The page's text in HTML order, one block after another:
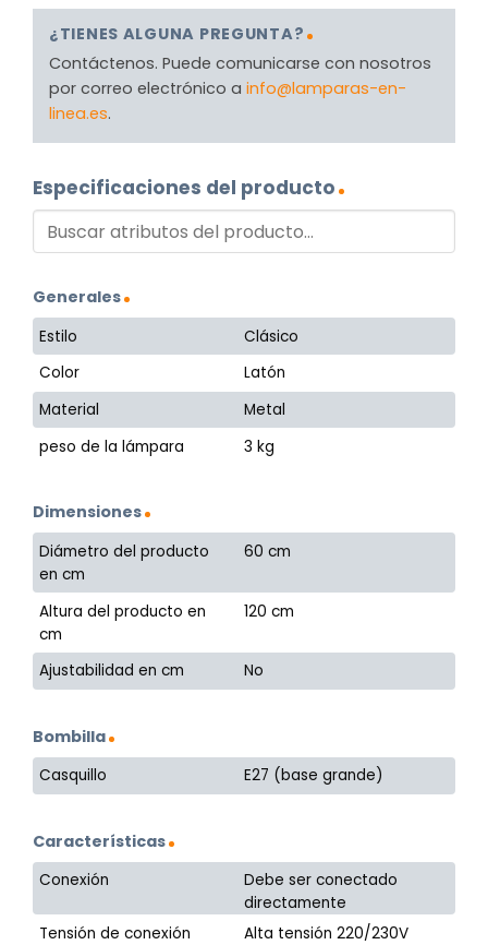
¿TIENES ALGUNA PREGUNTA?
Contáctenos. Puede comunicarse con nosotros
por correo electrónico a info@lamparas-en-
linea.es.
Especificaciones del producto
Generales
Estilo
Clásico
Color
Latón
Material
Metal
peso de la lámpara
3 kg
Dimensiones
Diámetro del producto
en cm
60 cm
Altura del producto en
cm
120 cm
Ajustabilidad en cm No
Bombilla
Casquillo E27 (base grande)
Características
Conexión
Debe ser conectado
directamente
Tensión de conexión
Alta tensión 220/230V